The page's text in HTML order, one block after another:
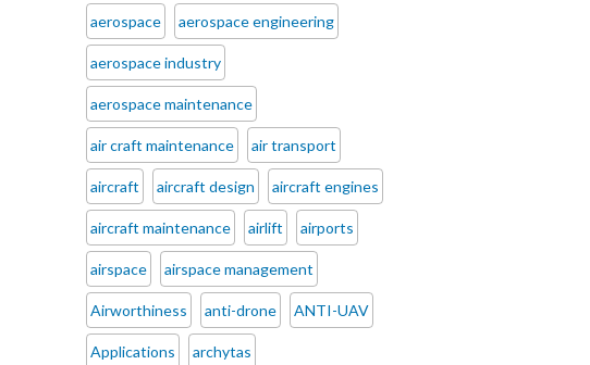
aerospace aerospace engineering
aerospace industry
aerospace maintenance
air craft maintenance air transport
aircraft aircraft design aircraft engines
aircraft maintenance airlift airports
airspace airspace management
Airworthiness anti-drone ANTI-UAV
Applications archytas